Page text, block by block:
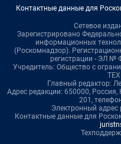
Контактные данные для
Сетевое
Зарегистрировано
информационных
(Роскомнадзор).
регистрации - ЭЛ №
Учредитель: Общество с
Главный редактор:
Адрес редакции: 650000,
201,
Электронный адрес
Контактные данные для